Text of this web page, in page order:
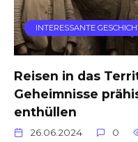
INTERESSANTE
Reisen in das
Geheimnisse
enthüllen
26.06.2024 0